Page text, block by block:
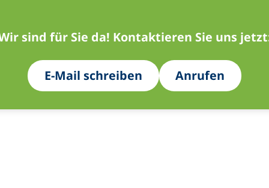
sind für Sie da! Kontaktieren Sie uns
E-Mail schreiben Anrufen